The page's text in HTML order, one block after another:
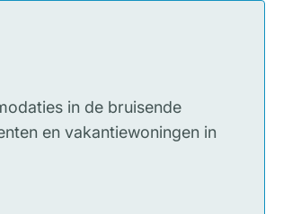
in de bruisende
en vakantiewoningen in